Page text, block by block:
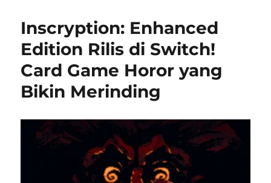
Inscryption: Enhanced
Edition Rilis di Switch!
Card Game Horor yang
Bikin Merinding